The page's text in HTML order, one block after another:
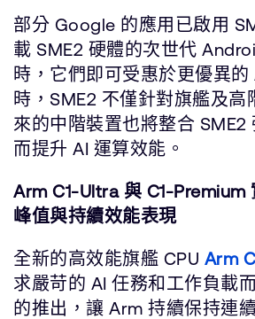
部分 Google 的應用已啟用
載 SME2 硬體的次世代
時，它們即可受惠於更優異的
時，SME2 不僅針對旗艦及高
來的中階裝置也將整合 SME2
而提升 AI 運算效能。
Arm C1-Ultra 與 C1-Premium
峰值與持續效能表現
全新的高效能旗艦 CPU Arm
求嚴苛的 AI 任務和工作負載
的推出，讓 Arm 持續保持連